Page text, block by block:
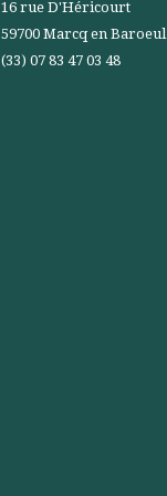
16 rue D'Héricourt
59700 Marcq en Baroeul
(33) 07 83 47 03 48